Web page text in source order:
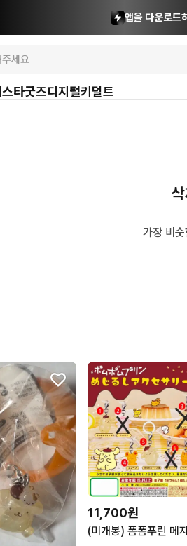
앱을 다운로드
스타굿즈디지털키덜트
가장 비
11,700원